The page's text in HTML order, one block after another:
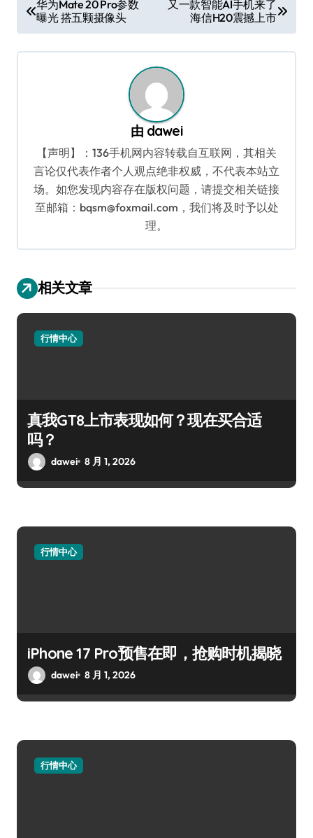
章
导
华为Mate 20 Pro参数
曝光 搭五颗摄像头
又一款智能AI手机来了
海信H20震撼上市
由 dawei
【声明】：136手机网内容转载自互联网，其相关
言论仅代表作者个人观点绝非权威，不代表本站立
场。如您发现内容存在版权问题，请提交相关链接
至邮箱：bqsm@foxmail.com，我们将及时予以处
理。
相关文章
行情中心
真我GT8上市表现如何？现在买合适
吗？
dawei 8 月 1, 2026
行情中心
iPhone 17 Pro预售在即，抢购时机揭晓
dawei 8 月 1, 2026
行情中心